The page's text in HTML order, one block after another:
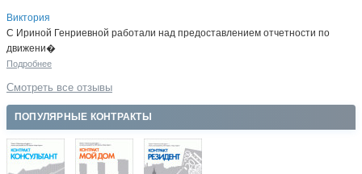
Виктория
С Ириной Генриевной работали над предоставлением отчетности по
движени�
Подробнее
Смотреть все отзывы
ПОПУЛЯРНЫЕ КОНТРАКТЫ